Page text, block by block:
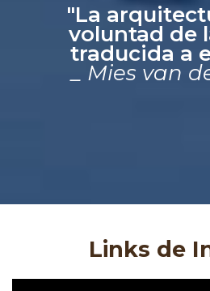
"La
voluntad de
traducida a
_ Mies van
Links de